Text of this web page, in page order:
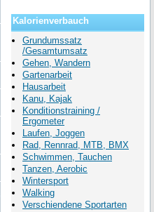
Kalorienverbauch
Grundumssatz
/Gesamtumsatz
Gehen, Wandern
Gartenarbeit
Hausarbeit
Kanu, Kajak
Konditionstraining /
Ergometer
Laufen, Joggen
Rad, Rennrad, MTB, BMX
Schwimmen, Tauchen
Tanzen, Aerobic
Wintersport
Walking
Verschiendene Sportarten